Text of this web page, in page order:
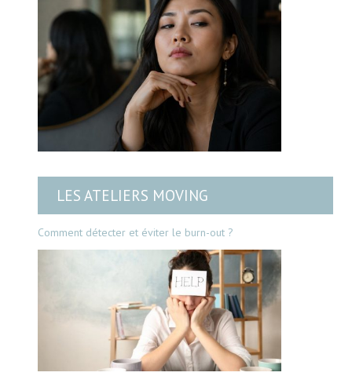
LES ATELIERS MOVING
Comment détecter et éviter le burn-out ?